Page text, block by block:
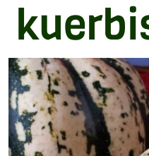
Zum Hauptinhalt springen